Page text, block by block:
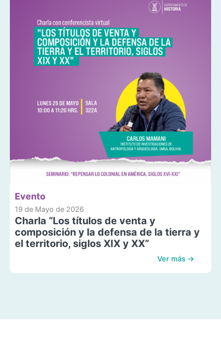
Evento
19 de Mayo de 2026
Charla “Los títulos de venta y
composición y la defensa de la tierra y
el territorio, siglos XIX y XX”
Ver más →